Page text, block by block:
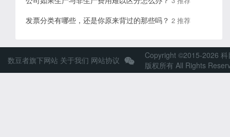
发票分类有哪些，还是你原来背过的那些吗？ 2 推荐
数豆者旗下网站 关于我们 网站协议
Copyright ©2015-2026
版权所有 All Rights